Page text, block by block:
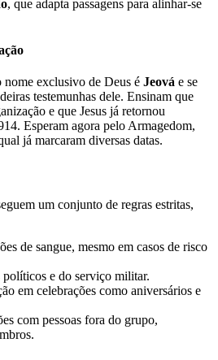
, que adapta passagens para alinhar-se
nome exclusivo de Deus é Jeová e se
testemunhas dele. Ensinam que
e que Jesus já retornou
Esperam agora pelo Armagedom,
já marcaram diversas datas.
um conjunto de regras estritas,
de sangue, mesmo em casos de risco
e do serviço militar.
em celebrações como aniversários e
com pessoas fora do grupo,